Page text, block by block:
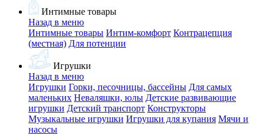
Интимные товары
Назад в меню
Интимные товары Интим-комфорт Контрацепция
(местная) Для потенции
Игрушки
Назад в меню
Игрушки Горки, песочницы, бассейны Для самых
маленьких Неваляшки, юлы Детские развивающие
игрушки Детский транспорт Конструкторы
Музыкальные игрушки Игрушки для купания Мячи и
насосы